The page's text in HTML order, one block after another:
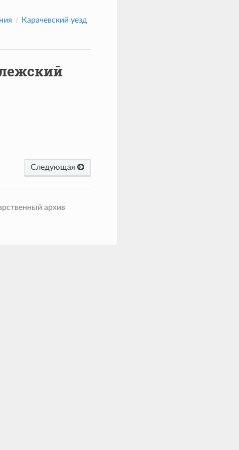
Карачевский уезд
Следующая
архив